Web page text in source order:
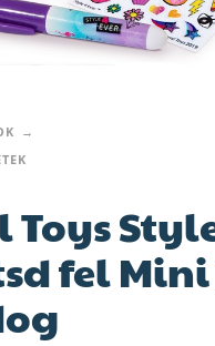
Toys
fel